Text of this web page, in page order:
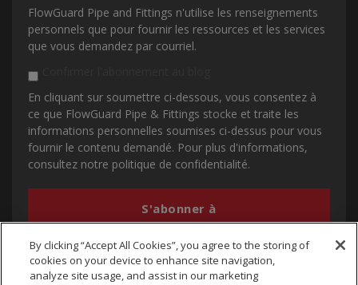
FlowGuard Pipe and Fittings n'utilise les renseignements
personnels que pour fournir les ressources et les services
que vous demandez par courriel.
En cliquant sur soumettre ci-dessous, vous consentez à
ce que FlowGuard Pipe & Fittings stocke et traite les
informations personnelles soumises ci-dessus pour vous
fournir le contenu demandé. Pour plus d'informations,
consultez notre politique de confidentialité.
By clicking “Accept All Cookies”, you agree to the storing of
cookies on your device to enhance site navigation,
analyze site usage, and assist in our marketing